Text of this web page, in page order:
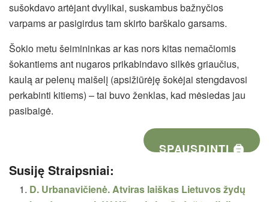
sušokdavo artėjant dvylikai, suskambus bažnyčios
varpams ar pasigirdus tam skirto barškalo garsams.
Šokio metu šeimininkas ar kas nors kitas nemačiomis
šokantiems ant nugaros prikabindavo silkės griaučius,
kaulą ar pelenų maišelį (apsižiūrėję šokėjai stengdavosi
perkabinti kitiems) – tai buvo ženklas, kad mėsiedas jau
pasibaigė.
SPAUSDINTI 🖨
Susiję Straipsniai:
D. Urbanavičienė. Atviras laiškas Lietuvos žydų